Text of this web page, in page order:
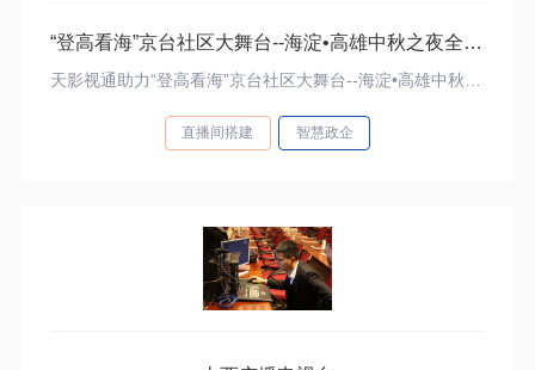
“登高看海”京台社区大舞台--海淀•高雄中秋之夜全程直播
直播间搭建 智慧政企